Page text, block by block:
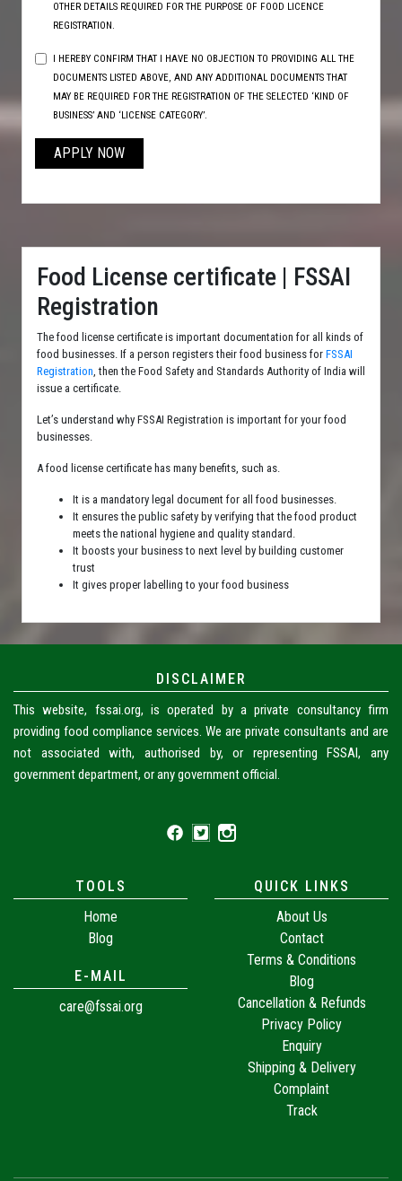
OTHER DETAILS REQUIRED FOR THE PURPOSE OF FOOD LICENCE
REGISTRATION.
I HEREBY CONFIRM THAT I HAVE NO OBJECTION TO PROVIDING ALL THE
DOCUMENTS LISTED ABOVE, AND ANY ADDITIONAL DOCUMENTS THAT
MAY BE REQUIRED FOR THE REGISTRATION OF THE SELECTED ‘KIND OF
BUSINESS’ AND ‘LICENSE CATEGORY’.
APPLY NOW
Food License certificate | FSSAI
Registration
The food license certificate is important documentation for all kinds of
food businesses. If a person registers their food business for FSSAI
Registration, then the Food Safety and Standards Authority of India will
issue a certificate.
Let’s understand why FSSAI Registration is important for your food
businesses.
A food license certificate has many benefits, such as.
It is a mandatory legal document for all food businesses.
It ensures the public safety by verifying that the food product
meets the national hygiene and quality standard.
It boosts your business to next level by building customer
trust
It gives proper labelling to your food business
DISCLAIMER
This website, fssai.org, is operated by a private consultancy firm
providing food compliance services. We are private consultants and are
not associated with, authorised by, or representing FSSAI, any
government department, or any government official.
TOOLS
Home
Blog
E-MAIL
care@fssai.org
QUICK LINKS
About Us
Contact
Terms & Conditions
Blog
Cancellation & Refunds
Privacy Policy
Enquiry
Shipping & Delivery
Complaint
Track